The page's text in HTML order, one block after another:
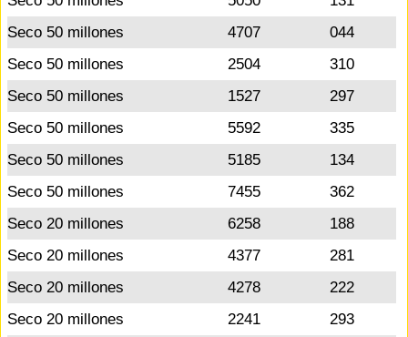
Seco 50 millones
4707
044
Seco 50 millones
2504
310
Seco 50 millones
1527
297
Seco 50 millones
5592
335
Seco 50 millones
5185
134
Seco 50 millones
7455
362
Seco 20 millones
6258
188
Seco 20 millones
4377
281
Seco 20 millones
4278
222
Seco 20 millones
2241
293